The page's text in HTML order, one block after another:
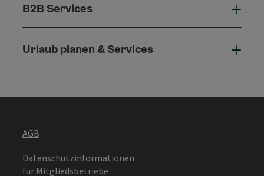
B2B Services
Urlaub planen & Services
AGB
Datenschutzinformationen
für Mitgliedsbetriebe